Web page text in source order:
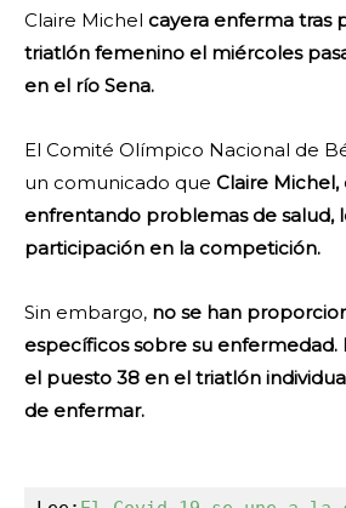
Claire Michel cayera enferma tras
triatlón femenino el miércoles
en el río Sena.
El Comité Olímpico Nacional de
un comunicado que Claire Michel,
enfrentando problemas de salud,
participación en la competición.
Sin embargo, no se han
específicos sobre su enfermedad.
el puesto 38 en el triatlón
de enfermar.